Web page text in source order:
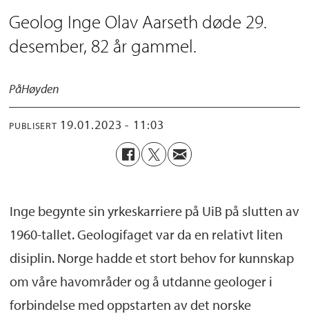
Geolog Inge Olav Aarseth døde 29.
desember, 82 år gammel.
PåHøyden
PUBLISERT 19.01.2023 - 11:03
Inge begynte sin yrkeskarriere på UiB på slutten av
1960-tallet. Geologifaget var da en relativt liten
disiplin. Norge hadde et stort behov for kunnskap
om våre havområder og å utdanne geologer i
forbindelse med oppstarten av det norske